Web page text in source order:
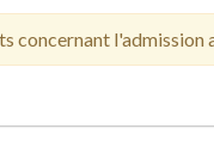
concernant l'admission